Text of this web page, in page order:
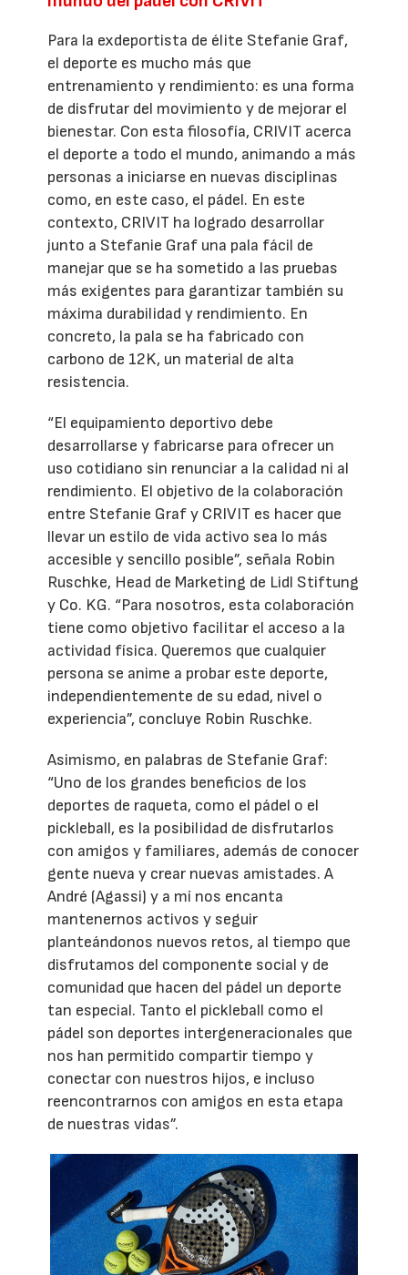
Para la exdeportista de élite Stefanie Graf,
el deporte es mucho más que
entrenamiento y rendimiento: es una forma
de disfrutar del movimiento y de mejorar el
bienestar. Con esta filosofía, CRIVIT acerca
el deporte a todo el mundo, animando a más
personas a iniciarse en nuevas disciplinas
como, en este caso, el pádel. En este
contexto, CRIVIT ha logrado desarrollar
junto a Stefanie Graf una pala fácil de
manejar que se ha sometido a las pruebas
más exigentes para garantizar también su
máxima durabilidad y rendimiento. En
concreto, la pala se ha fabricado con
carbono de 12K, un material de alta
resistencia.
“El equipamiento deportivo debe
desarrollarse y fabricarse para ofrecer un
uso cotidiano sin renunciar a la calidad ni al
rendimiento. El objetivo de la colaboración
entre Stefanie Graf y CRIVIT es hacer que
llevar un estilo de vida activo sea lo más
accesible y sencillo posible”, señala Robin
Ruschke, Head de Marketing de Lidl Stiftung
y Co. KG. “Para nosotros, esta colaboración
tiene como objetivo facilitar el acceso a la
actividad física. Queremos que cualquier
persona se anime a probar este deporte,
independientemente de su edad, nivel o
experiencia”, concluye Robin Ruschke.
Asimismo, en palabras de Stefanie Graf:
“Uno de los grandes beneficios de los
deportes de raqueta, como el pádel o el
pickleball, es la posibilidad de disfrutarlos
con amigos y familiares, además de conocer
gente nueva y crear nuevas amistades. A
André (Agassi) y a mí nos encanta
mantenernos activos y seguir
planteándonos nuevos retos, al tiempo que
disfrutamos del componente social y de
comunidad que hacen del pádel un deporte
tan especial. Tanto el pickleball como el
pádel son deportes intergeneracionales que
nos han permitido compartir tiempo y
conectar con nuestros hijos, e incluso
reencontrarnos con amigos en esta etapa
de nuestras vidas”.